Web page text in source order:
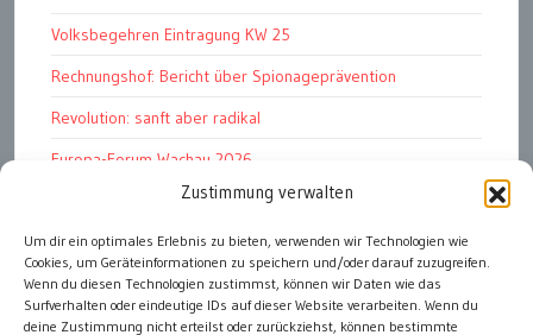
Zustimmung verwalten
Um dir ein optimales Erlebnis zu bieten, verwenden wir Technologien wie
Cookies, um Geräteinformationen zu speichern und/oder darauf zuzugreifen.
Wenn du diesen Technologien zustimmst, können wir Daten wie das
Surfverhalten oder eindeutige IDs auf dieser Website verarbeiten. Wenn du
deine Zustimmung nicht erteilst oder zurückziehst, können bestimmte
Volksbegehren Eintragung KW 25
Rechnungshof: Bericht über Spionageprävention
Revolution: sanft aber radikal
Europa-Forum Wachau 2026
Amnesty Report 2025/26
Attac kritisiert neues EU-Rüstungspaket
Ungarn ist demokratischer als Österreich